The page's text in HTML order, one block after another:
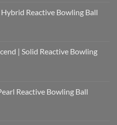
Reactive Bowling Ball
| Solid Reactive Bowling
Reactive Bowling Ball